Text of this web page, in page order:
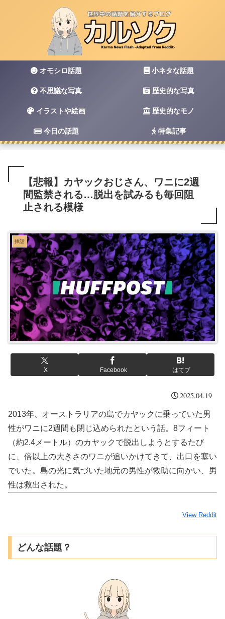
オモシロ話題 小ネタな話題
不思議な写真 歴史的な写真
イラストや絵画 歴史的なモノ
今日の話題 特集記事
【悲報】カヤックおじさん、ワニに2週
間監禁される…脱出を試みるも毎回阻
止される模様
挿話
X Facebook はてブ
2025.04.19
2013年、オーストラリアの島でカヤックに乗っていた男
性がワニに2週間も閉じ込められたという話。8フィート
（約2.4メートル）のカヤックで脱出しようとするたび
に、倍以上の大きさのワニが追いかけてきて、出口を塞い
でいた。島の光に気づいた地元の男性が救助に向かい、男
性は救出された。
View Reddit
どんな話題？